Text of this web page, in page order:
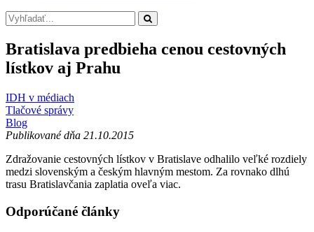
Bratislava predbieha cenou cestovných
lístkov aj Prahu
IDH v médiach
Tlačové správy
Blog
Publikované dňa 21.10.2015
Zdražovanie cestovných lístkov v Bratislave odhalilo veľké rozdiely
medzi slovenským a českým hlavným mestom. Za rovnako dlhú
trasu Bratislavčania zaplatia oveľa viac.
Odporúčané články